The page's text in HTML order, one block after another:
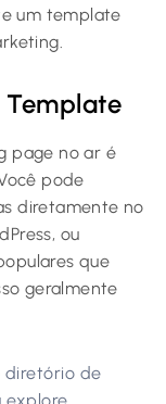
um template
Template
page no ar é
pode
diretamente no
ou
que
geralmente
diretório de